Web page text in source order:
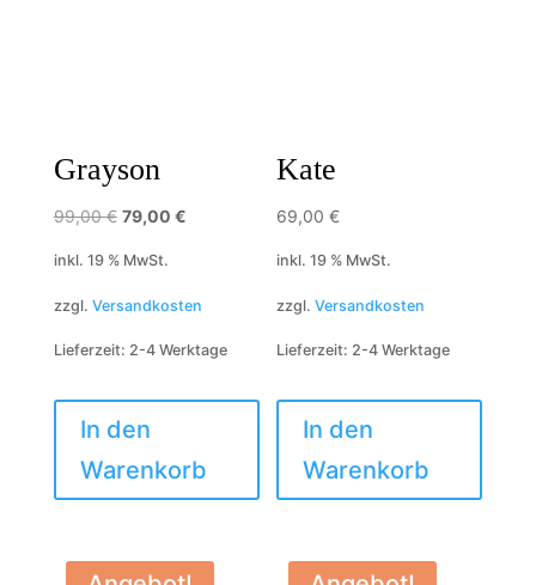
Grayson
99,00€ Ursprünglicher
99,00 €
79,00 €Aktueller
79,00 €.
inkl. 19 % MwSt.
zzgl. Versandkosten
Lieferzeit: 2-4 Werktage
In den
Warenkorb
Kate
69,00€
inkl. 19 % MwSt.
zzgl.Versandkosten
Lieferzeit: 2-4 Werktage
In den
Warenkorb